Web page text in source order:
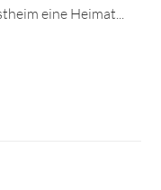
eine Heimat...